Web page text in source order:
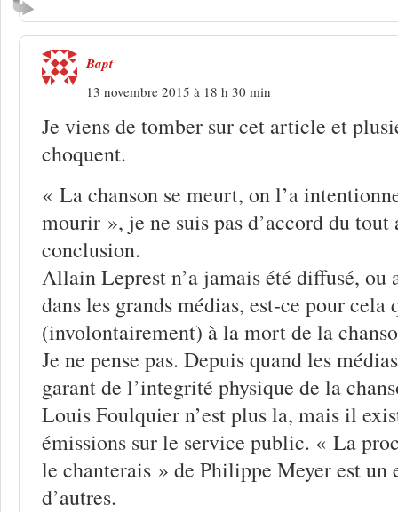
Bapt
13 novembre 2015 à 18 h 30 min
Je viens de tomber sur cet article et
choquent.
« La chanson se meurt, on l’a
mourir », je ne suis pas d’accord du tout
conclusion.
Allain Leprest n’a jamais été diffusé, ou
dans les grands médias, est-ce pour cela
(involontairement) à la mort de la
Je ne pense pas. Depuis quand les
garant de l’integrité physique de la
Louis Foulquier n’est plus la, mais il
émissions sur le service public. « La
le chanterais » de Philippe Meyer est un
d’autres.